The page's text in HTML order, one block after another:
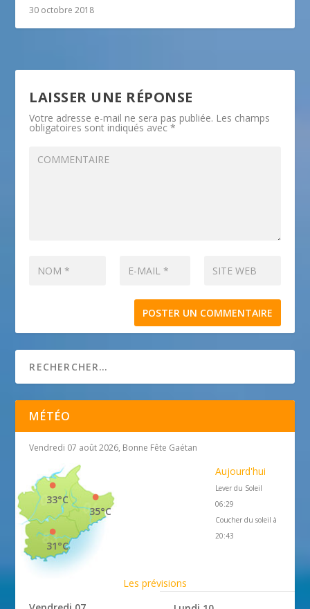
30 octobre 2018
LAISSER UNE RÉPONSE
Votre adresse e-mail ne sera pas publiée. Les champs
obligatoires sont indiqués avec*
MÉTÉO
Vendredi 07 août 2026, Bonne Fête Gaétan
35°C
33°C
31°C
Aujourd'hui
Lever du Soleil
06:29
Coucher du soleil à
20:43
Les prévisions